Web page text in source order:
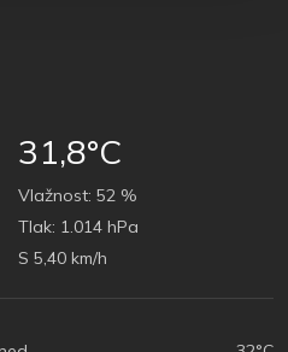
31,8°C
Vlažnost: 52 %
Tlak: 1.014 hPa
S 5,40 km/h